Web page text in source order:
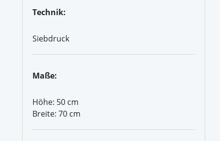
Technik:
Siebdruck
Maße:
Höhe: 50 cm
Breite: 70 cm